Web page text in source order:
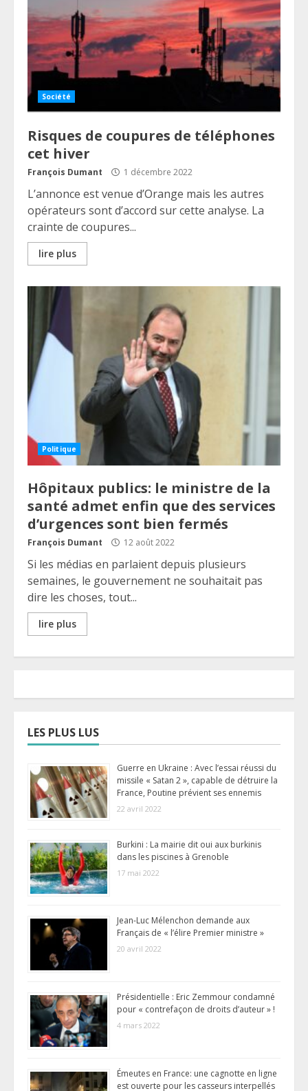
Société
Risques de coupures de téléphones
cet hiver
François Dumant 1 décembre 2022
L’annonce est venue d’Orange mais les autres
opérateurs sont d’accord sur cette analyse. La
crainte de coupures...
lire plus
Politique
Hôpitaux publics: le ministre de la
santé admet enfin que des services
d’urgences sont bien fermés
François Dumant 12 août 2022
Si les médias en parlaient depuis plusieurs
semaines, le gouvernement ne souhaitait pas
dire les choses, tout...
lire plus
LES PLUS LUS
Guerre en Ukraine : Avec l’essai réussi du
missile « Satan 2 », capable de détruire la
France, Poutine prévient ses ennemis
22 avril 2022
Burkini : La mairie dit oui aux burkinis
dans les piscines à Grenoble
17 mai 2022
Jean-Luc Mélenchon demande aux
Français de « l’élire Premier ministre »
20 avril 2022
Présidentielle : Eric Zemmour condamné
pour « contrefaçon de droits d’auteur » !
4 mars 2022
Émeutes en France: une cagnotte en ligne
est ouverte pour les casseurs interpellés